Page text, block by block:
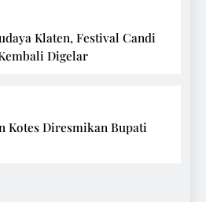
Klaten, Festival Candi
Digelar
Kotes Diresmikan Bupati